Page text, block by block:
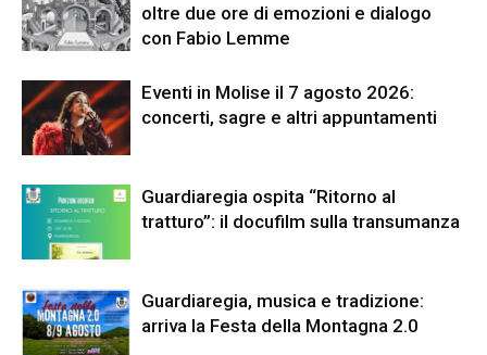
oltre due ore di emozioni e dialogo
con Fabio Lemme
Eventi in Molise il 7 agosto 2026:
concerti, sagre e altri appuntamenti
Guardiaregia ospita “Ritorno al
tratturo”: il docufilm sulla transumanza
Guardiaregia, musica e tradizione:
arriva la Festa della Montagna 2.0